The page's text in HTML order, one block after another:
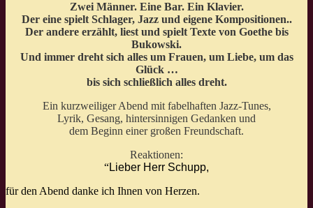
Zwei Männer. Eine Bar. Ein Klavier.
Der eine spielt Schlager, Jazz und eigene Kompositionen..
Der andere erzählt, liest und spielt Texte von Goethe bis
Bukowski.
Und immer dreht sich alles um Frauen, um Liebe, um das
Glück …
bis sich schließlich alles dreht.
Ein kurzweiliger Abend mit fabelhaften Jazz-Tunes,
Lyrik, Gesang, hintersinnigen Gedanken und
dem Beginn einer großen Freundschaft.
Reaktionen:
“Lieber Herr Schupp,
für den Abend danke ich Ihnen von Herzen.